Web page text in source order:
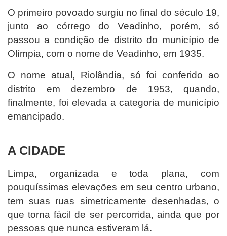
O primeiro povoado surgiu no final do século 19,
junto ao córrego do Veadinho, porém, só
passou a condição de distrito do município de
Olímpia, com o nome de Veadinho, em 1935.
O nome atual, Riolândia, só foi conferido ao
distrito em dezembro de 1953, quando,
finalmente, foi elevada a categoria de município
emancipado.
A CIDADE
Limpa, organizada e toda plana, com
pouquíssimas elevações em seu centro urbano,
tem suas ruas simetricamente desenhadas, o
que torna fácil de ser percorrida, ainda que por
pessoas que nunca estiveram lá.